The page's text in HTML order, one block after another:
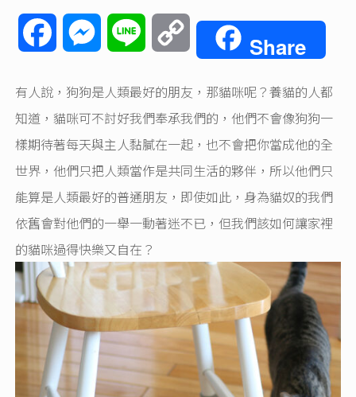
FacebookMessenger
Line
Copy
Share
有人說，狗狗是人類最好的朋友，那貓咪呢？養貓的人都
知道，貓咪可不討好我們奉承我們的，他們不會像狗狗一
樣期待著每天與主人黏膩在一起，也不會把你當成他的全
世界，他們只把人類當作是共同生活的夥伴，所以他們只
能算是人類最好的普通朋友，即使如此，身為貓奴的我們
依舊會對他們的一舉一動著迷不已，但我們該如何讓家裡
的貓咪過得快樂又自在？